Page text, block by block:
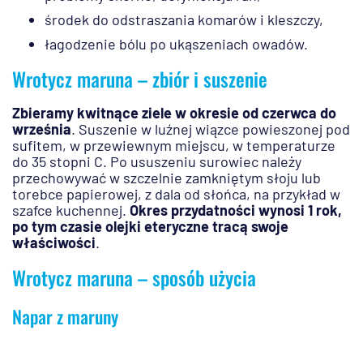
środek do odstraszania komarów i kleszczy,
łagodzenie bólu po ukąszeniach owadów.
Wrotycz maruna – zbiór i suszenie
Zbieramy kwitnące ziele w okresie od czerwca do
września. Suszenie w luźnej wiązce powieszonej pod
sufitem, w przewiewnym miejscu, w temperaturze
do 35 stopni C. Po ususzeniu surowiec należy
przechowywać w szczelnie zamkniętym słoju lub
torebce papierowej, z dala od słońca, na przykład w
szafce kuchennej. Okres przydatności wynosi 1 rok,
po tym czasie olejki eteryczne tracą swoje
właściwości.
Wrotycz maruna – sposób użycia
Napar z maruny